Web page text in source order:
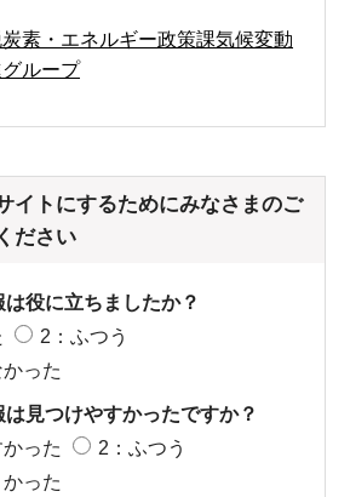
素・エネルギー政策課気候変動
ループ
イトにするためにみなさまのご
ださい
役に立ちましたか？
2：ふつう
った
見つけやすかったですか？
った
2：ふつう
った